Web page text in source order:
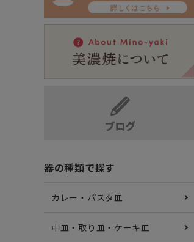
器の種類で探す
カレー・パスタ皿
中皿・取り皿・ケーキ皿